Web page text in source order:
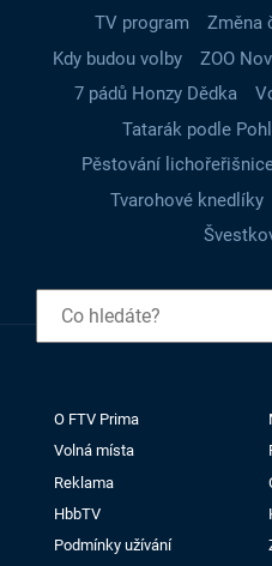
TV program
Změna
Kdy budou volby
ZOO
7 pádů Honzy Dědka
Tatarák podle
Pěstování
Tvarohové knedlíky
O FTV Prima
Volná místa
Reklama
HbbTV
Podmínky užívání